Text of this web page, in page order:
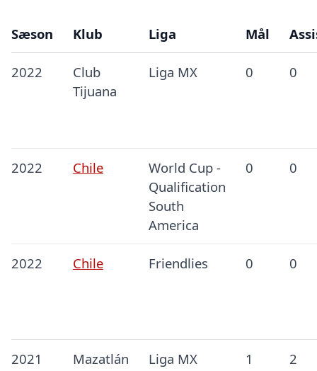
Sæson Klub Liga Mål
2022
Club
Tijuana
Liga MX 0 0
2022 Chile
World Cup -
Qualification
South
America
0 0
2022 Chile Friendlies 0 0
2021 Mazatlán Liga MX 1 2